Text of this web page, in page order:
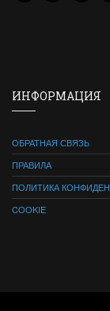
ИНФОРМАЦИЯ
ОБРАТНАЯ СВЯЗЬ
ПРАВИЛА
ПОЛИТИКА
COOKIE